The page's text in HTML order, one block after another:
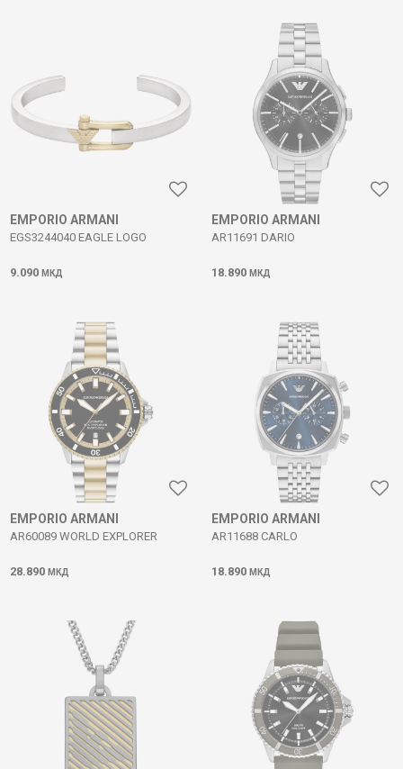
EMPORIO ARMANI
EGS3244040 EAGLE LOGO
9.090 МКД
EMPORIO ARMANI
AR11691 DARIO
18.890 МКД
EMPORIO ARMANI
AR60089 WORLD EXPLORER
28.890 МКД
EMPORIO ARMANI
AR11688 CARLO
18.890 МКД